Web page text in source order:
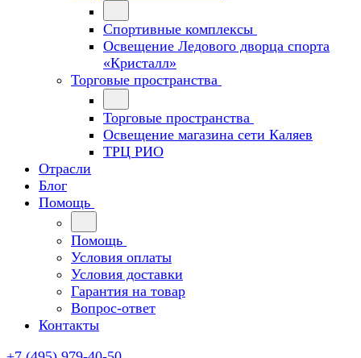
Спортивные комплексы
Освещение Ледового дворца спорта
«Кристалл»
Торговые пространства
Торговые пространства
Освещение магазина сети Каляев
ТРЦ РИО
Отрасли
Блог
Помощь
Помощь
Условия оплаты
Условия доставки
Гарантия на товар
Вопрос-ответ
Контакты